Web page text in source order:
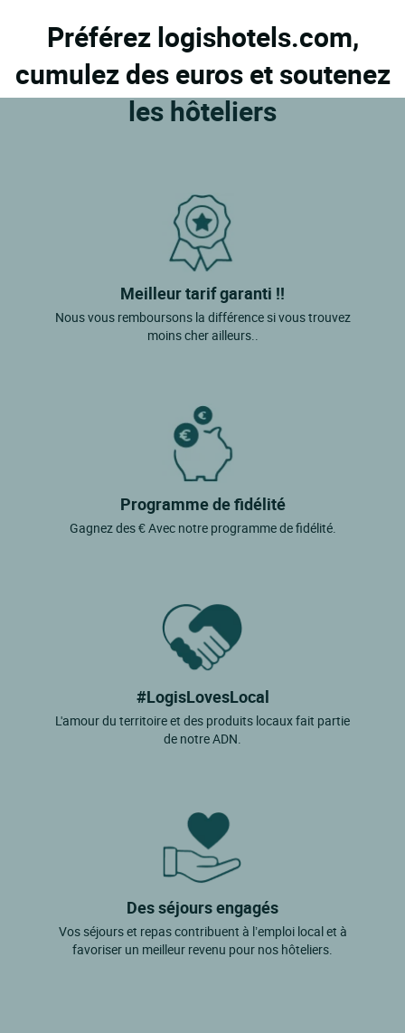
Préférez logishotels.com,
cumulez des euros et soutenez
les hôteliers
Meilleur tarif garanti !!
Nous vous remboursons la différence si vous trouvez
moins cher ailleurs..
Programme de fidélité
Gagnez des € Avec notre programme de fidélité.
#LogisLovesLocal
L'amour du territoire et des produits locaux fait partie
de notre ADN.
Des séjours engagés
Vos séjours et repas contribuent à l’emploi local et à
favoriser un meilleur revenu pour nos hôteliers.